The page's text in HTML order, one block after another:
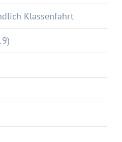
Klassenfahrt